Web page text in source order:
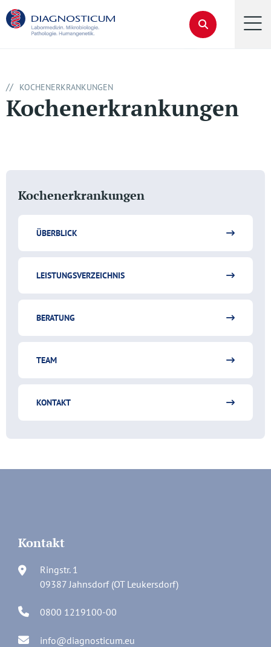
Kochenerkrankungen
ÜBERBLICK
LEISTUNGSVERZEICHNIS
BERATUNG
TEAM
KONTAKT
// KOCHENERKRANKUNGEN
Kochenerkrankungen
Kontakt
Ringstr. 1
09387 Jahnsdorf (OT Leukersdorf)
0800 1219100-00
info@diagnosticum.eu